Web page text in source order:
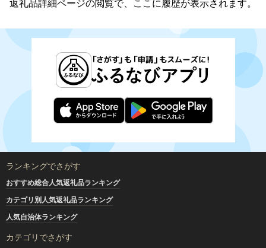
返礼品詳細ページの閲覧で、ここに履歴が表示されます。
ランキングでさがす
おすすめ総合人気返礼品ランキング
カテゴリ別人気返礼品ランキング
人気自治体ランキング
カテゴリでさがす